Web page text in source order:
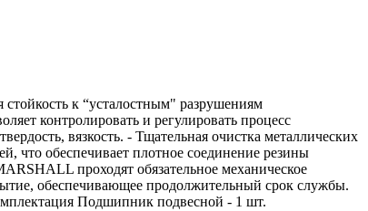
к “усталостным" разрушениям
контролировать и регулировать процесс
вязкость. - Тщательная очистка металлических
что обеспечивает плотное соединение резины
проходят обязательное механическое
обеспечивающее продолжительный срок службы.
Подшипник подвесной - 1 шт.